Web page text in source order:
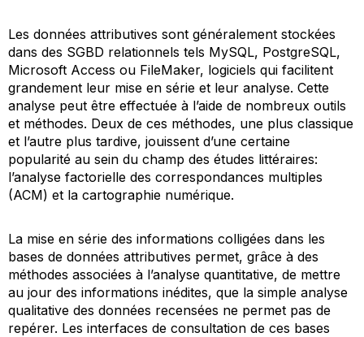
Les données attributives sont généralement stockées
dans des SGBD relationnels tels MySQL, PostgreSQL,
Microsoft Access ou FileMaker, logiciels qui facilitent
grandement leur mise en série et leur analyse. Cette
analyse peut être effectuée à l’aide de nombreux outils
et méthodes. Deux de ces méthodes, une plus classique
et l’autre plus tardive, jouissent d’une certaine
popularité au sein du champ des études littéraires:
l’analyse factorielle des correspondances multiples
(ACM) et la cartographie numérique.
La mise en série des informations colligées dans les
bases de données attributives permet, grâce à des
méthodes associées à l’analyse quantitative, de mettre
au jour des informations inédites, que la simple analyse
qualitative des données recensées ne permet pas de
repérer. Les interfaces de consultation de ces bases